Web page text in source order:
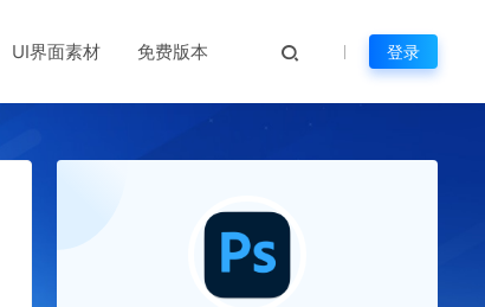
UI界面素材 免费版本 登录